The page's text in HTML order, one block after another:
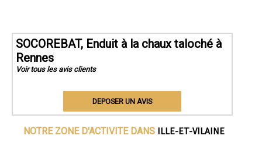
SOCOREBAT, Enduit à la chaux taloché à
Rennes
Voir tous les avis clients
DEPOSER UN AVIS
NOTRE ZONE D'ACTIVITE DANS ILLE-ET-VILAINE